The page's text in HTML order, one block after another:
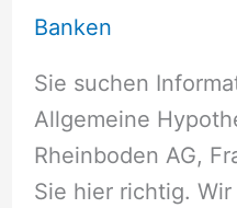
Banken
Sie suchen
Allgemeine
Rheinboden AG,
Sie hier richtig.